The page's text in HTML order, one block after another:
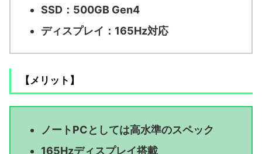
SSD：500GB Gen4
ディスプレイ：165Hz対応
【メリット】
ノートPCとしては高水準のスペック
165Hzディスプレイ搭載